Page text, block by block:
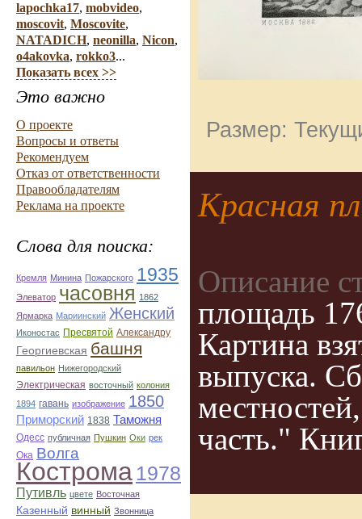
lapochka17, mobvideo,
moscovit, Moscovite,
NATADICH, neonilla, Nicon,
o4akovka, rokko3...
Показать всех >>
Это важно
О проекте
Вопросы и ответы
Рекомендуем
Отказ от ответственности
Правообладателям
Реклама на проекте
Слова для поиска:
Кремля Минина Пожарского 1935
Элеватор часовня 1862
Ярмарка Мариинский Женский
Иконостас Пресвятой Александру
Георгиевская башня
павильон Нижегородский
Электрическая восточный колония
1894 гавань изображение 1850
Приморский 1838 Таможня
Одесс публичная Пушкин Оки рек
Ока Волга
Кострома 1978
Путивль цвете Восточная
Казенный винный Звонница
Размер:
Красная
Описание
площадь
Картина
выпуска.
часть."